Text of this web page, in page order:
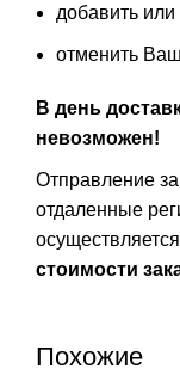
добавить или
отменить
В день
невозможен!
Отправление
отдаленные
стоимости
Похожие